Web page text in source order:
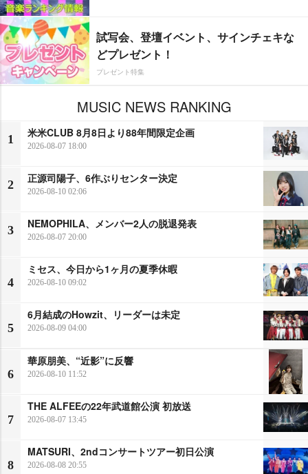
試写会、登壇イベント、サインチェキな
どプレゼント！
プレゼント特集
MUSIC NEWS RANKING
1
米米CLUB 8月8日より88年間限定企画
2026-08-07 18:00
2
正源司陽子、6作ぶりセンター決定
2026-08-10 02:06
3
NEMOPHILA、メンバー2人の脱退発表
2026-08-07 20:00
4
ミセス、今日から1ヶ月の夏季休暇
2026-08-10 09:02
5
6月結成のHowzit、リーダーは未定
2026-08-09 04:00
6
華原朋美、“近影”に反響
2026-08-10 11:52
7
THE ALFEEの22年武道館公演 初放送
2026-08-07 13:45
8
MATSURI、2ndコンサートツアー初日公演
2026-08-08 20:55